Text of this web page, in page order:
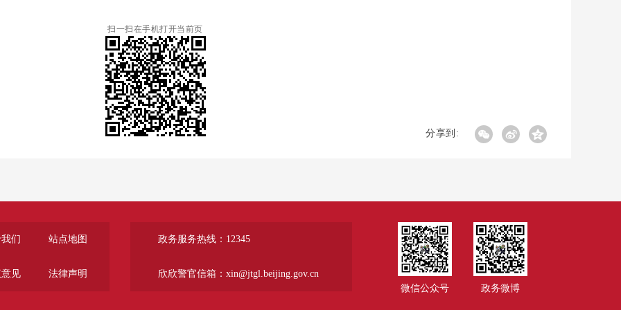
扫一扫在手机打开当前页
分享到:
们 站点地图
见 法律声明
政务服务热线：12345
欣欣警官信箱：xin@jtgl.beijing.gov.cn
微信公众号
政务微博